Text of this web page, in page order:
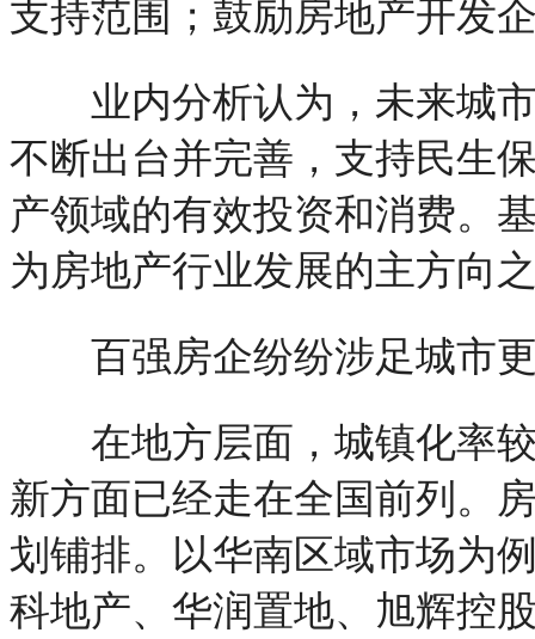
支持范围；鼓励房地产开发
业内分析认为，未来城市
不断出台并完善，支持民生
产领域的有效投资和消费。
为房地产行业发展的主方向
百强房企纷纷涉足城市
在地方层面，城镇化率较
新方面已经走在全国前列。
划铺排。以华南区域市场为
科地产、华润置地、旭辉控